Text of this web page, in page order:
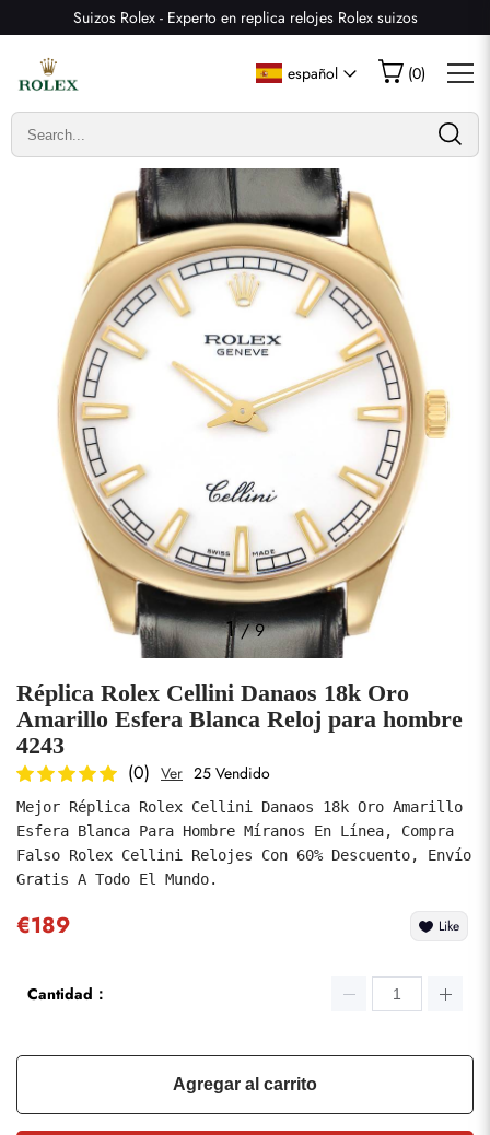
Suizos Rolex - Experto en replica relojes Rolex suizos
español (0)
1/9
Réplica Rolex Cellini Danaos 18k Oro
Amarillo Esfera Blanca Reloj para hombre
4243
(0) Ver 25 Vendido
Mejor Réplica Rolex Cellini Danaos 18k Oro Amarillo
Esfera Blanca Para Hombre Míranos En Línea, Compra
Falso Rolex Cellini Relojes Con 60% Descuento, Envío
Gratis A Todo El Mundo.
€189 Like
Cantidad：
Agregar al carrito
Escribir una reseña
Solo los clientes que hayan comprado este artículo pueden
dejar una reseña.
comentarios
enviar